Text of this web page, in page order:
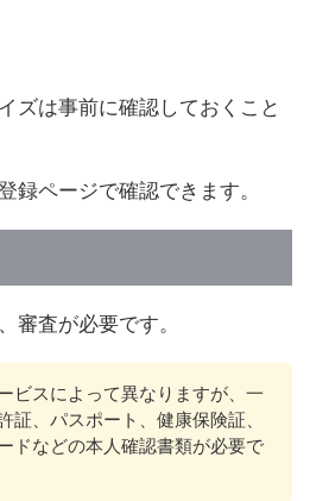
ズは事前に確認しておくこと
録ページで確認できます。
審査が必要です。
ビスによって異なりますが、一
証、パスポート、健康保険証、
ドなどの本人確認書類が必要で